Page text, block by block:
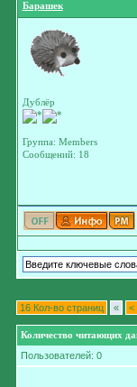
Барашек
Дублёр
Группа: Members
Сообщений: 18
16 Кол-во страниц « <
Количество читающих
Пользователей: 0